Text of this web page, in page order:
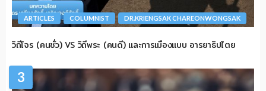
ARTICLES COLUMNIST DR.KRIENGSAK CHAREONWONGSAK
วิถีโจร (คนชั่ว) VS วิถีพระ (คนดี) และการเมืองแบบ อารยาธิปไตย
3